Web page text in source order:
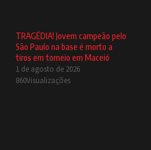
TRAGÉDIA! Jovem campeão pelo
São Paulo na base é morto a
tiros em torneio em Maceió
1 de agosto de 2026
860Visualizações